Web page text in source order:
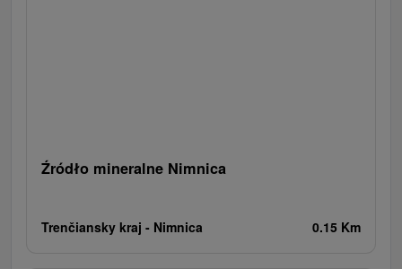
Źródło mineralne Nimnica
Trenčiansky kraj - Nimnica 0.15 Km